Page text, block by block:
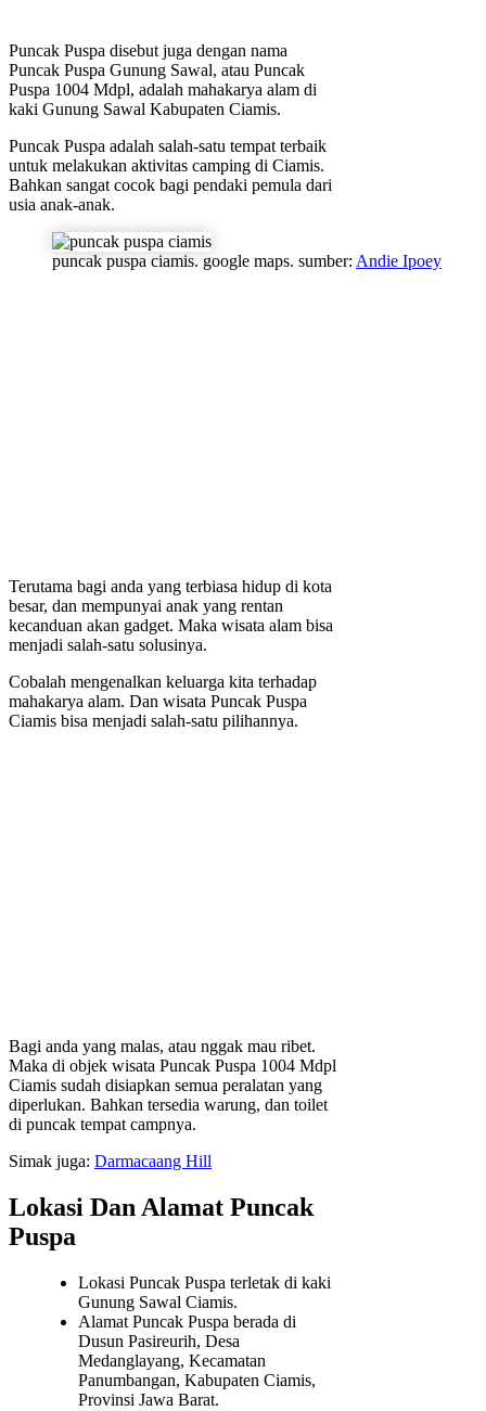
Puncak Puspa disebut juga dengan nama
Puncak Puspa Gunung Sawal, atau Puncak
Puspa 1004 Mdpl, adalah mahakarya alam di
kaki Gunung Sawal Kabupaten Ciamis.
Puncak Puspa adalah salah-satu tempat terbaik
untuk melakukan aktivitas camping di Ciamis.
Bahkan sangat cocok bagi pendaki pemula dari
usia anak-anak.
puncak puspa ciamis. google maps. sumber: Andie Ipoey
Terutama bagi anda yang terbiasa hidup di kota
besar, dan mempunyai anak yang rentan
kecanduan akan gadget. Maka wisata alam bisa
menjadi salah-satu solusinya.
Cobalah mengenalkan keluarga kita terhadap
mahakarya alam. Dan wisata Puncak Puspa
Ciamis bisa menjadi salah-satu pilihannya.
Bagi anda yang malas, atau nggak mau ribet.
Maka di objek wisata Puncak Puspa 1004 Mdpl
Ciamis sudah disiapkan semua peralatan yang
diperlukan. Bahkan tersedia warung, dan toilet
di puncak tempat campnya.
Simak juga: Darmacaang Hill
Lokasi Dan Alamat Puncak
Puspa
Lokasi Puncak Puspa terletak di kaki
Gunung Sawal Ciamis.
Alamat Puncak Puspa berada di
Dusun Pasireurih, Desa
Medanglayang, Kecamatan
Panumbangan, Kabupaten Ciamis,
Provinsi Jawa Barat.